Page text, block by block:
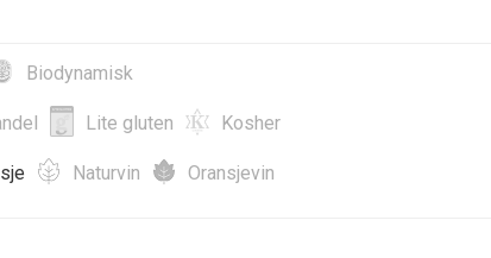
Biodynamisk
Lite gluten Kosher
Naturvin Oransjevin